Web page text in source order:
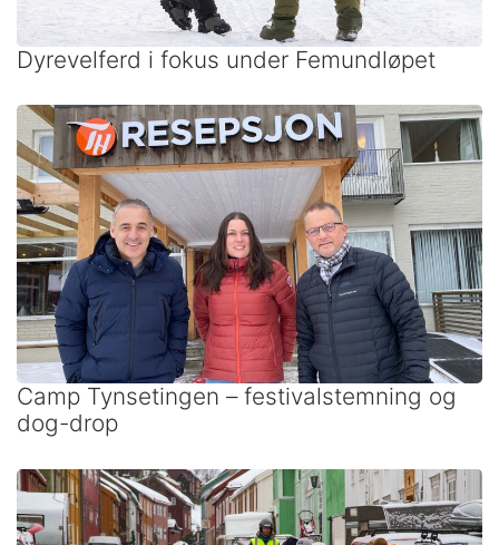
Dyrevelferd i fokus under Femundløpet
Camp Tynsetingen – festivalstemning og
dog-drop